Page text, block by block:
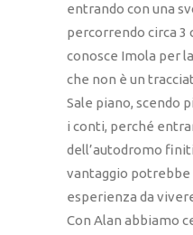
entrando con una
percorrendo circa 3
conosce Imola per
che non è un
Sale piano, scendo
i conti, perché
dell’autodromo
vantaggio potrebbe
esperienza da
Con Alan abbiamo